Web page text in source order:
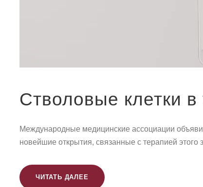
Стволовые клетки
Международные медицинские ассоциации
новейшие открытия, связанные с терапией этого
ЧИТАТЬ ДАЛЕЕ